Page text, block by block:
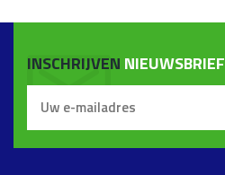
INSCHRIJVEN NIEUWSBRIEF